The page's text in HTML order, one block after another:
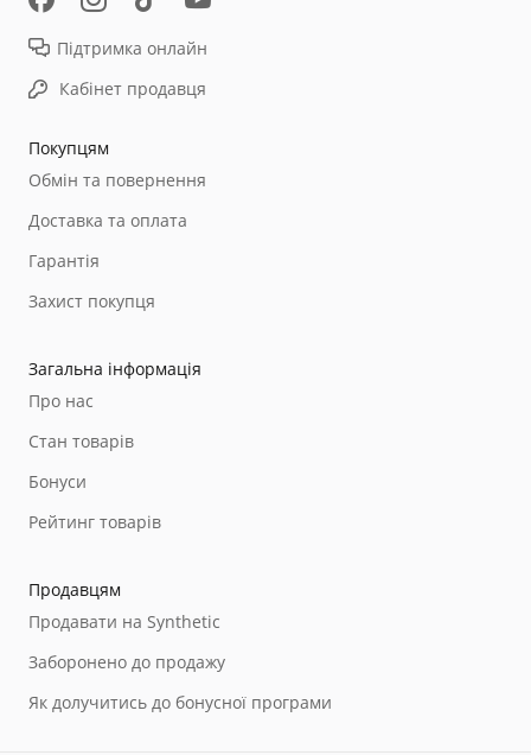
Покупцям
Обмін та повернення
Доставка та оплата
Гарантія
Захист покупця
Загальна інформація
Про нас
Стан товарів
Бонуси
Рейтинг товарів
Продавцям
Продавати на Synthetic
Заборонено до продажу
Як долучитись до бонусної програми
Підтримка онлайн
Кабінет продавця